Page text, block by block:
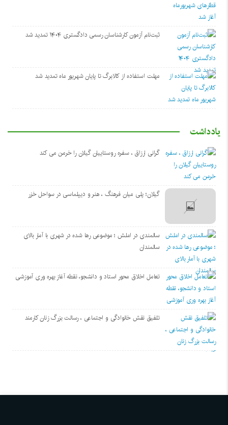
ثبت‌نام آزمون کارشناسان رسمی دادگستری ۱۴۰۴ تمدید شد
مهلت استفاده از کالابرگ تا پایان شهریور ماه تمدید شد
یادداشت
گرانی ارزاق ، سفره روستاییان گیلان را خرمن می کند
گیلان؛ پلی میان فرهنگ ، هنر و دیپلماسی در سواحل خزر
سالمندی در املش ؛ موضوعی رها شده در شهری با آمار بالای
سالمندان
تعامل اخلاق‌ محور استاد و دانشجو، نقطه آغاز بهره ‌وری آموزشی
تلفیق نقش خانوادگی و اجتماعی ، رسالت بزرگ زنان کارمند